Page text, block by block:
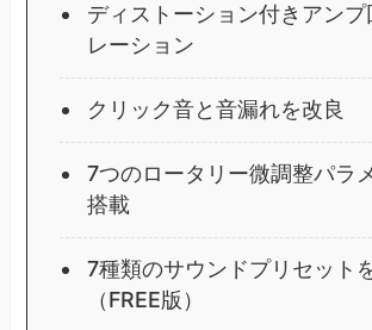
ディストーション付きアンプ
レーション
クリック音と音漏れを改良
7つのロータリー微調整パラ
搭載
7種類のサウンドプリセット
（FREE版）